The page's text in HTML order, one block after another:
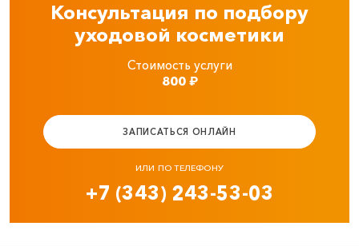
Консультация по подбору
уходовой косметики
Стоимость услуги
800₽
ЗАПИСАТЬСЯ ОНЛАЙН
ИЛИ ПО ТЕЛЕФОНУ
+7 (343) 243-53-03